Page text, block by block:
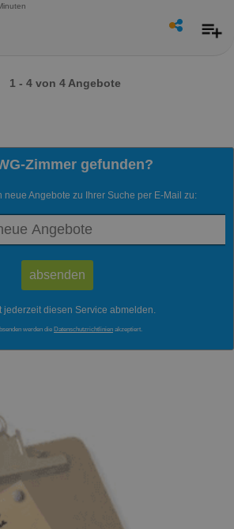
1 - 4 von 4 Angebote
Zimmer gefunden?
neue Angebote zu Ihrer Suche per E-Mail zu:
jederzeit diesen Service abmelden.
werden die Datenschutzrichtlinien akzeptiert.